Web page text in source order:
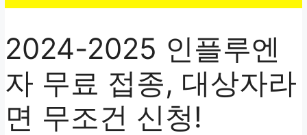
2024-2025 인플루엔
자 무료 접종, 대상자라
면 무조건 신청!